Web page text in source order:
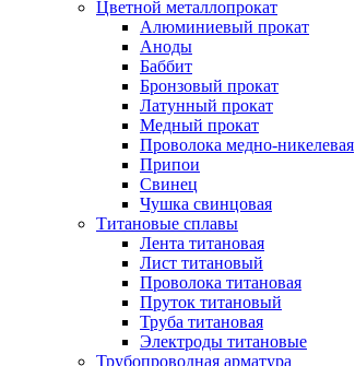
Цветной металлопрокат
Алюминиевый прокат
Аноды
Баббит
Бронзовый прокат
Латунный прокат
Медный прокат
Проволока медно-никелевая
Припои
Свинец
Чушка свинцовая
Титановые сплавы
Лента титановая
Лист титановый
Проволока титановая
Пруток титановый
Труба титановая
Электроды титановые
Трубопроводная арматура